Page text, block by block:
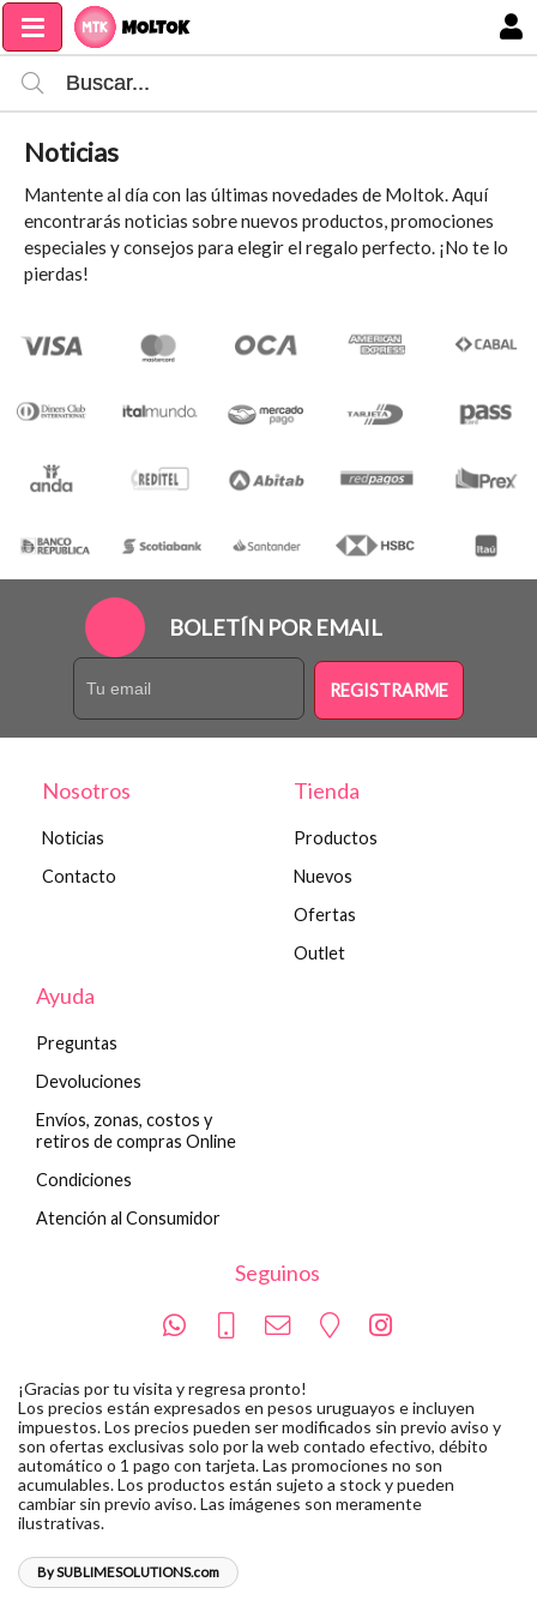
Noticias
Mantente al día con las últimas novedades de Moltok. Aquí
encontrarás noticias sobre nuevos productos, promociones
especiales y consejos para elegir el regalo perfecto. ¡No te lo
pierdas!
BOLETÍN POR EMAIL
REGISTRARME
Nosotros
Noticias
Contacto
Tienda
Productos
Nuevos
Ofertas
Outlet
Ayuda
Preguntas
Devoluciones
Envíos, zonas, costos y
retiros de compras Online
Condiciones
Atención al Consumidor
Seguinos
¡Gracias por tu visita y regresa pronto!
Los precios están expresados en pesos uruguayos e incluyen
impuestos. Los precios pueden ser modificados sin previo aviso y
son ofertas exclusivas solo por la web contado efectivo, débito
automático o 1 pago con tarjeta. Las promociones no son
acumulables. Los productos están sujeto a stock y pueden
cambiar sin previo aviso. Las imágenes son meramente
ilustrativas.
By SUBLIMESOLUTIONS.com